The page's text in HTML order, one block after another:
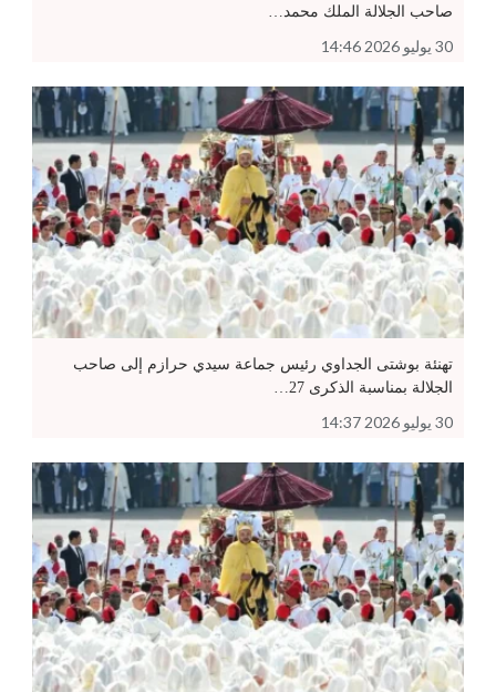
صاحب الجلالة الملك محمد…
30 يوليو 2026 14:46
تهنئة بوشتى الجداوي رئيس جماعة سيدي حرازم إلى صاحب
الجلالة بمناسبة الذكرى 27…
30 يوليو 2026 14:37